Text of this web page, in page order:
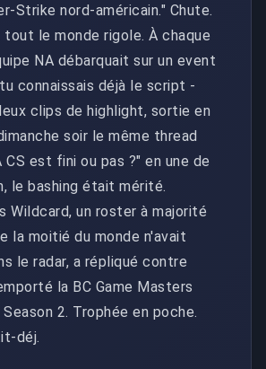
Strike nord-américain." Chute.
le monde rigole. À chaque
NA débarquait sur un event
connaissais déjà le script -
clips de highlight, sortie en
soir le même thread
est fini ou pas ?" en une de
le bashing était mérité.
Wildcard, un roster à majorité
la moitié du monde n'avait
le radar, a répliqué contre
la BC Game Masters
Season 2. Trophée en poche.
déj.